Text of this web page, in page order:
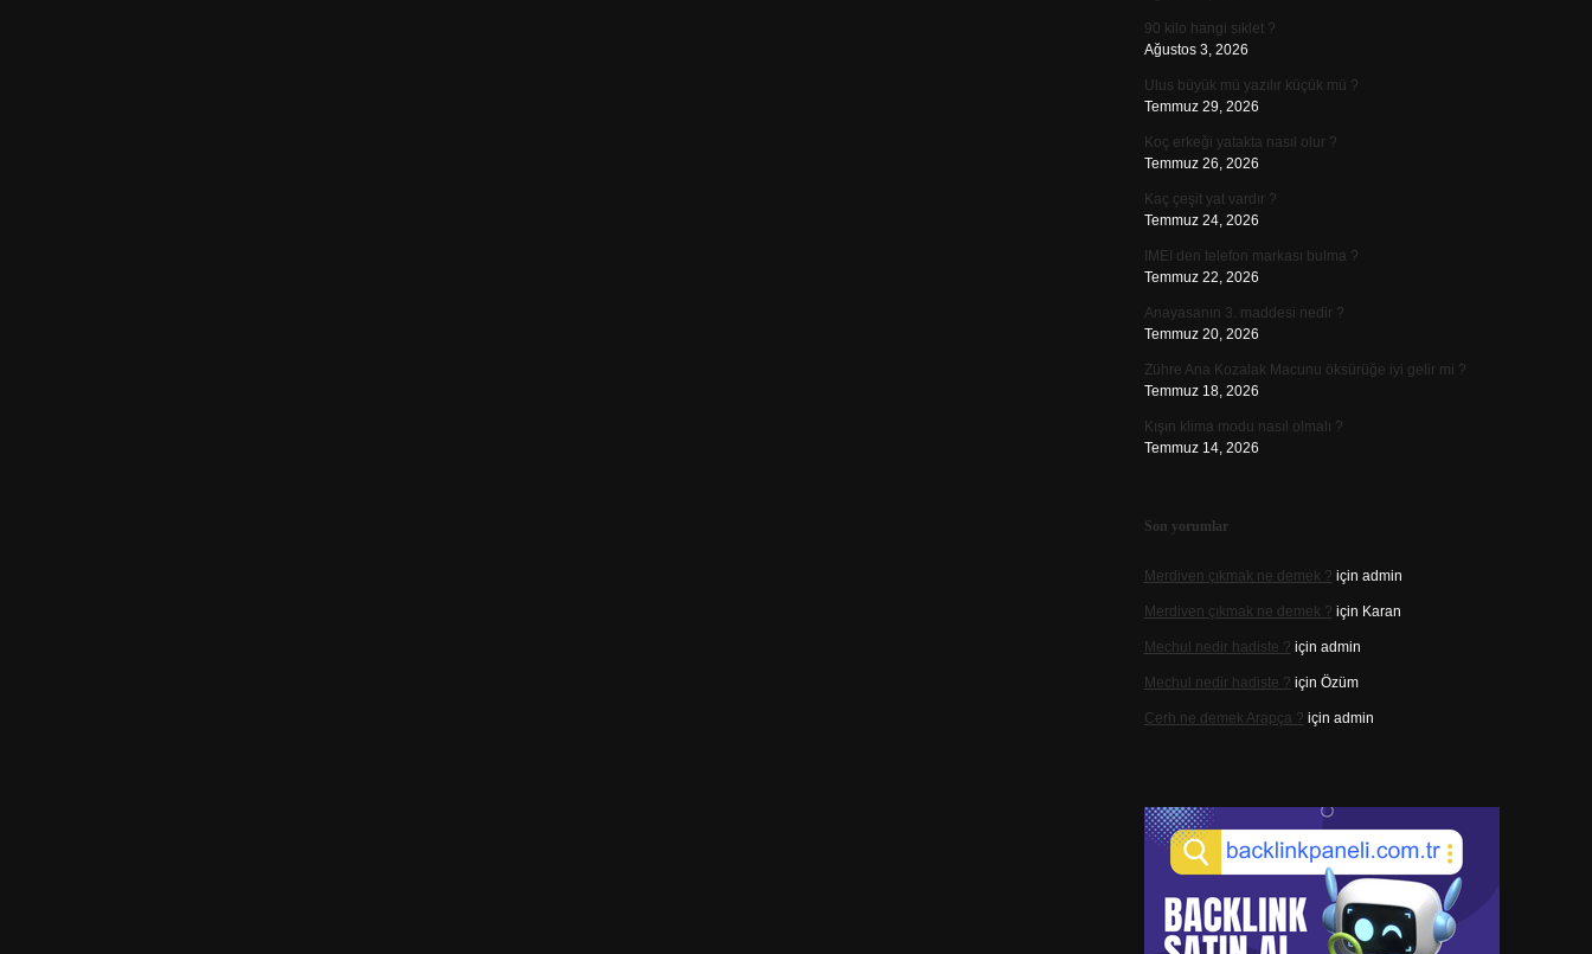
90 kilo hangi sıklet ?
Ağustos 3, 2026
Ulus büyük mü yazılır küçük mü ?
Temmuz 29, 2026
Koç erkeği yatakta nasıl olur ?
Temmuz 26, 2026
Kaç çeşit yat vardır ?
Temmuz 24, 2026
IMEI den telefon markası bulma ?
Temmuz 22, 2026
Anayasanın 3. maddesi nedir ?
Temmuz 20, 2026
Zühre Ana Kozalak Macunu öksürüğe iyi gelir mi ?
Temmuz 18, 2026
Kışın klima modu nasıl olmalı ?
Temmuz 14, 2026
Son yorumlar
Merdiven çıkmak ne demek ? için admin
Merdiven çıkmak ne demek ? için Karan
Mechul nedir hadiste ? için admin
Mechul nedir hadiste ? için Özüm
Cerh ne demek Arapça ? için admin